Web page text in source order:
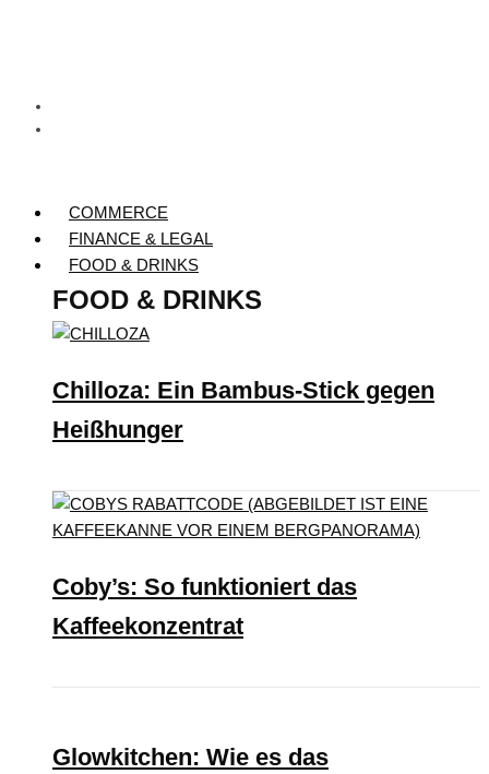
COMMERCE
FINANCE & LEGAL
FOOD & DRINKS
FOOD & DRINKS
Chilloza: Ein Bambus-Stick gegen
Heißhunger
Coby’s: So funktioniert das
Kaffeekonzentrat
Glowkitchen: Wie es das